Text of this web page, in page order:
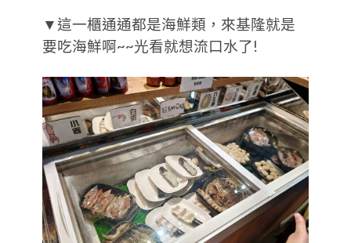
▼這一櫃通通都是海鮮類，來基隆就是
要吃海鮮啊~~光看就想流口水了!